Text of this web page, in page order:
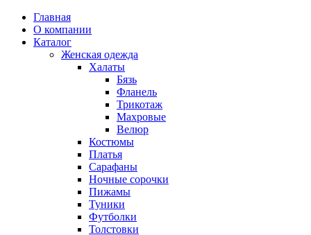
Главная
О компании
Каталог
Женская одежда
Халаты
Бязь
Фланель
Трикотаж
Махровые
Велюр
Костюмы
Платья
Сарафаны
Ночные сорочки
Пижамы
Туники
Футболки
Толстовки